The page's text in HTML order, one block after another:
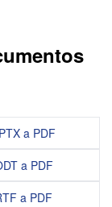
a PDF
a PDF
a PDF